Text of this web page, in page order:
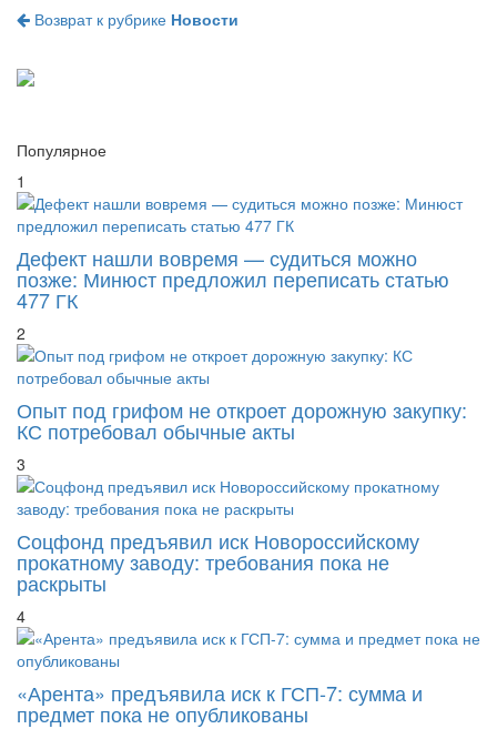
Возврат к рубрике Новости
Популярное
1
Дефект нашли вовремя — судиться можно
позже: Минюст предложил переписать статью
477 ГК
2
Опыт под грифом не откроет дорожную закупку:
КС потребовал обычные акты
3
Соцфонд предъявил иск Новороссийскому
прокатному заводу: требования пока не
раскрыты
4
«Арента» предъявила иск к ГСП-7: сумма и
предмет пока не опубликованы